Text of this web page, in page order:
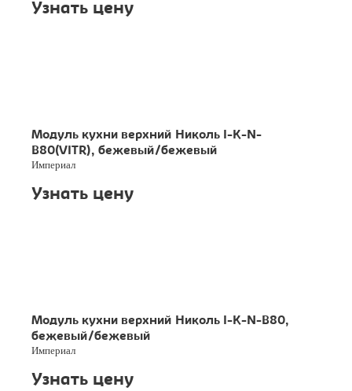
Узнать цену
Модуль кухни верхний Николь I-K-N-
B80(VITR), бежевый/бежевый
Империал
Узнать цену
Модуль кухни верхний Николь I-K-N-B80,
бежевый/бежевый
Империал
Узнать цену